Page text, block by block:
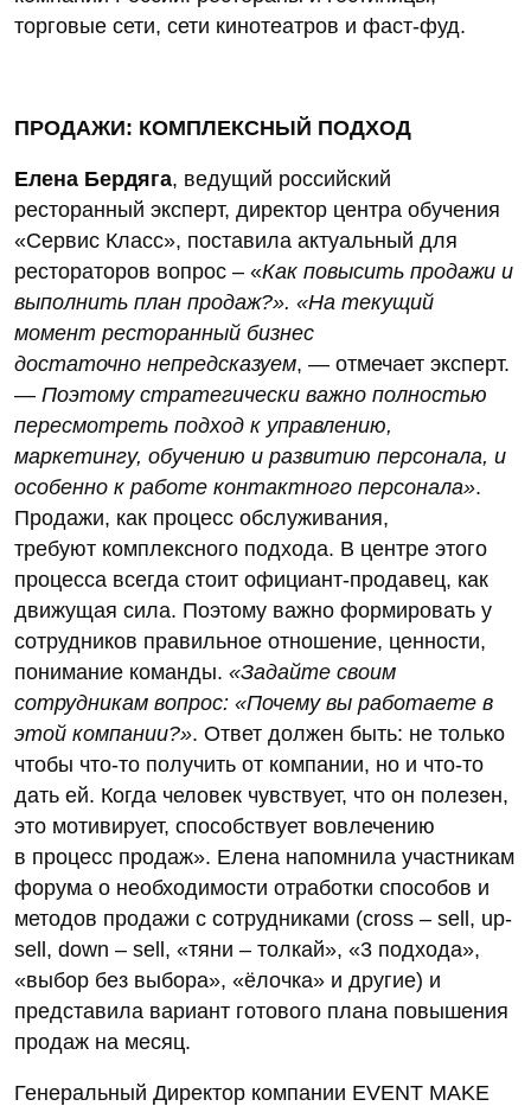
торговые сети, сети кинотеатров и фаст-фуд.
ПРОДАЖИ: КОМПЛЕКСНЫЙ ПОДХОД
Елена Бердяга, ведущий российский
ресторанный эксперт, директор центра обучения
«Сервис Класс», поставила актуальный для
рестораторов вопрос – «Как повысить продажи и
выполнить план продаж?». «На текущий
момент ресторанный бизнес
достаточно непредсказуем, — отмечает эксперт.
— Поэтому стратегически важно полностью
пересмотреть подход к управлению,
маркетингу, обучению и развитию персонала, и
особенно к работе контактного персонала».
Продажи, как процесс обслуживания,
требуют комплексного подхода. В центре этого
процесса всегда стоит официант-продавец, как
движущая сила. Поэтому важно формировать у
сотрудников правильное отношение, ценности,
понимание команды. «Задайте своим
сотрудникам вопрос: «Почему вы работаете в
этой компании?». Ответ должен быть: не только
чтобы что-то получить от компании, но и что-то
дать ей. Когда человек чувствует, что он полезен,
это мотивирует, способствует вовлечению
в процесс продаж». Елена напомнила участникам
форума о необходимости отработки способов и
методов продажи с сотрудниками (cross – sell, up-
sell, down – sell, «тяни – толкай», «3 подхода»,
«выбор без выбора», «ёлочка» и другие) и
представила вариант готового плана повышения
продаж на месяц.
Генеральный Директор компании EVENT MAKE